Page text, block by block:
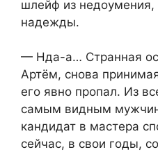
шлейф из недоумения,
надежды.
— Нда-а… Странная
Артём, снова
его явно пропал. Из
самым видным
кандидат в мастера
сейчас, в свои годы,